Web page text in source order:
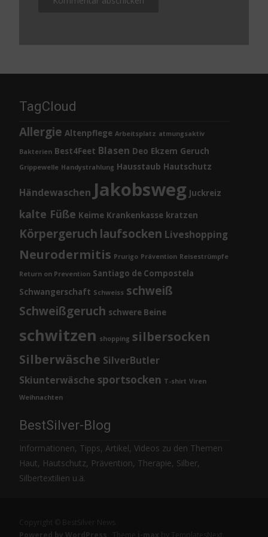
TagCloud
Allergie Altenpflege Arbeitsplatz atmungsaktiv
Bakterien Best4Feet Blasen Deo Ekzem Geruch
Grippewelle Handystrahlung Hausstaub Hautschutz
Händewaschen Jakobsweg Juckreiz
kalte Füße Keime Krankenkasse kratzen
Körpergeruch laufsocken Liveshopping
Neurodermitis Prurigo Prävention Reisestrümpfe
Return on Prevention Santiago de Compostela
Schwangerschaft Schweiss schweiß
Schweißgeruch schwere Beine
schwitzen shopping silbersocken
Silberwäsche SilverButler
Skiunterwäsche sportsocken T-shirt Viren
Weihnachten
BestSilver-Blog
Informationen, Tipps, Artikel, Videos zu den Themen
Haut, Hautschutz, Prävention, Therapie, Silber,
Silbertextilien u.ä.
i-max